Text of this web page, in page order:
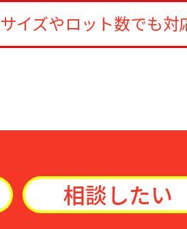
イズやロット数でも対
相談したい